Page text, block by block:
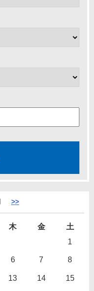
>>
木 金
土
1
6 7 8
13 14 15